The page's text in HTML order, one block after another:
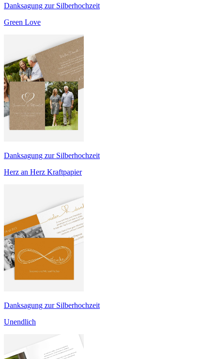
Danksagung zur Silberhochzeit
Green Love
Danksagung zur Silberhochzeit
Herz an Herz Kraftpapier
Danksagung zur Silberhochzeit
Unendlich